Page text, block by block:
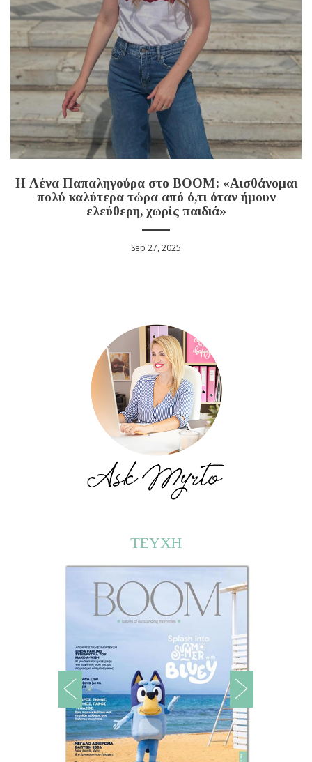
Η Λένα Παπαληγούρα στο BOOM: «Αισθάνομαι
πολύ καλύτερα τώρα από ό,τι όταν ήμουν
ελεύθερη, χωρίς παιδιά»
Sep 27, 2025
ΤΕΥΧΗ